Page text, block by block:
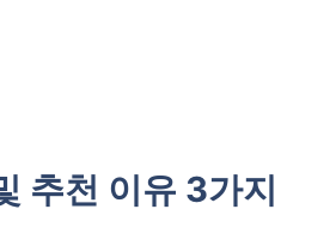
추천 이유 3가지